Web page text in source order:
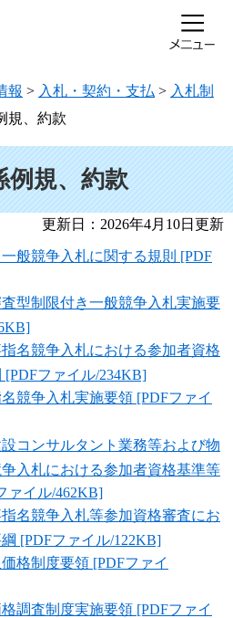
報 > 入札・契約・支払 > 入札制
規、約款
例規、約款
更新日：2026年4月10日更新
般競争入札に関する規則 [PDF
型制限付き一般競争入札実施要
名競争入札における参加者資格
ファイル/234KB]
競争入札実施要領 [PDFファイ
コンサルタント業務等および物
入札における参加者資格基準等
ァイル/462KB]
名競争入札等参加資格審査にお
[PDFファイル/122KB]
格制度要領 [PDFファイ
調査制度実施要領 [PDFファイ